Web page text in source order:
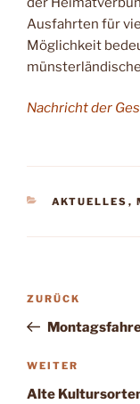
Ausfahrten für
Möglichkeit
Nachrichtder
KATEGORIEN
AKTUELLES ,
Vorheriger
Beitrag
ZURÜCK
Nächster
Beitrag
WEITER
Alte